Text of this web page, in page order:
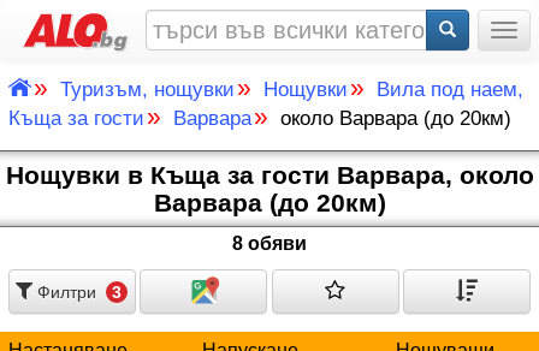
» Туризъм, нощувки » Нощувки »
Вила под наем,
Къща за гости » Варвара» около Варвара (до 20км)
Нощувки в Къща за гости Варвара, около
Варвара (до 20км)
8 обяви
Филтри 3